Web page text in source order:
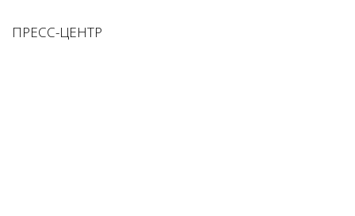
ПРЕСС-ЦЕНТР